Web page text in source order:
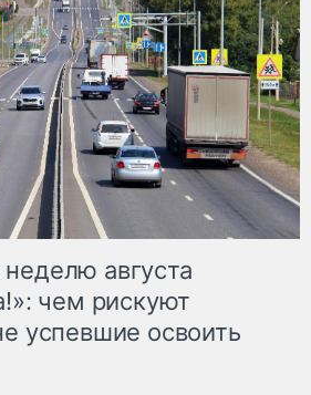
августа
чем рискуют
успевшие освоить